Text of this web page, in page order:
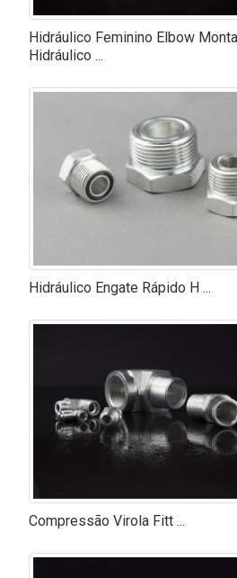
Hidráulico Feminino Elbow
Hidráulico ...
Hidráulico Engate Rápido H ...
Compressão Virola Fitt ...